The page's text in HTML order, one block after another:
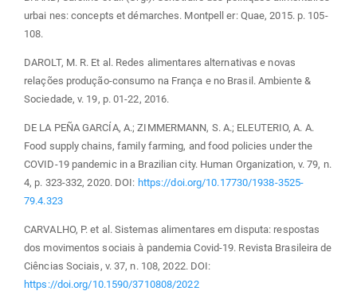
urbai nes: concepts et démarches. Montpell er: Quae, 2015. p. 105-
108.
DAROLT, M. R. Et al. Redes alimentares alternativas e novas
relações produção-consumo na França e no Brasil. Ambiente &
Sociedade, v. 19, p. 01-22, 2016.
DE LA PEÑA GARCÍA, A.; ZIMMERMANN, S. A.; ELEUTERIO, A. A.
Food supply chains, family farming, and food policies under the
COVID-19 pandemic in a Brazilian city. Human Organization, v. 79, n.
4, p. 323-332, 2020. DOI: https://doi.org/10.17730/1938-3525-
79.4.323
CARVALHO, P. et al. Sistemas alimentares em disputa: respostas
dos movimentos sociais à pandemia Covid-19. Revista Brasileira de
Ciências Sociais, v. 37, n. 108, 2022. DOI:
https://doi.org/10.1590/3710808/2022